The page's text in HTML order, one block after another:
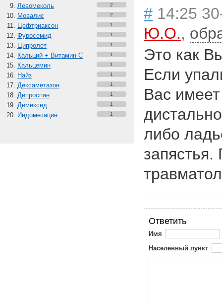
Левомеколь 2
Мовалис 2
Цефтриаксон 1
Фуросемид 1
Ципролет 1
Кальций + Витамин C 1
Кальцемин 1
Найз 1
Дексаметазон 1
Дипроспан 1
Димексид 1
Индометацин 1
# 14:25
Ю.О.,
Это как
Если
Вас
либо
запястья.
Ответить
Имя
Населенный пункт